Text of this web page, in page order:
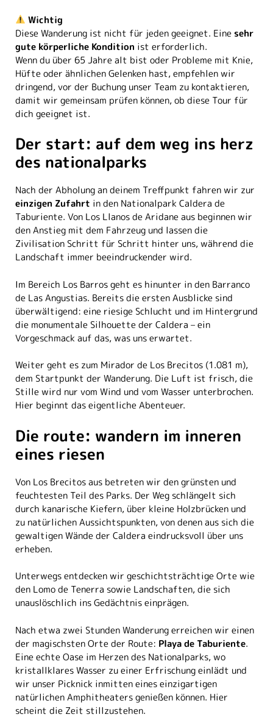
Wichtig
Diese Wanderung ist nicht für jeden geeignet. Einesehr
gute körperliche Kondition ist erforderlich.
Wenn du über 65 Jahre alt bist oder Probleme mit Knie,
Hüfte oder ähnlichen Gelenken hast, empfehlen wir
dringend, vor der Buchung unser Team zu kontaktieren,
damit wir gemeinsam prüfen können, ob diese Tour für
dich geeignet ist.
Der start: auf dem weg ins herz
des nationalparks
Nach der Abholung an deinem Treffpunkt fahren wir zur
einzigen Zufahrt in den Nationalpark Caldera de
Taburiente. Von Los Llanos de Aridane aus beginnen wir
den Anstieg mit dem Fahrzeug und lassen die
Zivilisation Schritt für Schritt hinter uns, während die
Landschaft immer beeindruckender wird.
Im Bereich Los Barros geht es hinunter in den Barranco
de Las Angustias. Bereits die ersten Ausblicke sind
überwältigend: eine riesige Schlucht und im Hintergrund
die monumentale Silhouette der Caldera – ein
Vorgeschmack auf das, was uns erwartet.
Weiter geht es zum Mirador de Los Brecitos (1.081 m),
dem Startpunkt der Wanderung. Die Luft ist frisch, die
Stille wird nur vom Wind und vom Wasser unterbrochen.
Hier beginnt das eigentliche Abenteuer.
Die route: wandern im inneren
eines riesen
Von Los Brecitos aus betreten wir den grünsten und
feuchtesten Teil des Parks. Der Weg schlängelt sich
durch kanarische Kiefern, über kleine Holzbrücken und
zu natürlichen Aussichtspunkten, von denen aus sich die
gewaltigen Wände der Caldera eindrucksvoll über uns
erheben.
Unterwegs entdecken wir geschichtsträchtige Orte wie
den Lomo de Tenerra sowie Landschaften, die sich
unauslöschlich ins Gedächtnis einprägen.
Nach etwa zwei Stunden Wanderung erreichen wir einen
der magischsten Orte der Route: Playa de Taburiente.
Eine echte Oase im Herzen des Nationalparks, wo
kristallklares Wasser zu einer Erfrischung einlädt und
wir unser Picknick inmitten eines einzigartigen
natürlichen Amphitheaters genießen können. Hier
scheint die Zeit stillzustehen.